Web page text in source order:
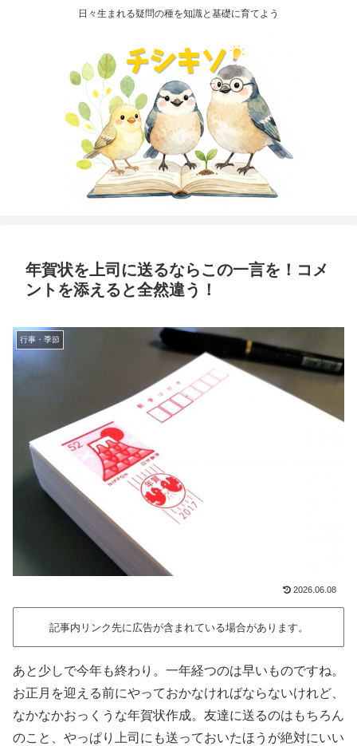
日々生まれる疑問の種を知識と基礎に育てよう
年賀状を上司に送るならこの一言を！コメ
ントを添えると全然違う！
行事・季節
2026.06.08
記事内リンク先に広告が含まれている場合があります。
あと少しで今年も終わり。一年経つのは早いものですね。
お正月を迎える前にやっておかなければならないけれど、
なかなかおっくうな年賀状作成。友達に送るのはもちろん
のこと、やっぱり上司にも送っておいたほうが絶対にいい